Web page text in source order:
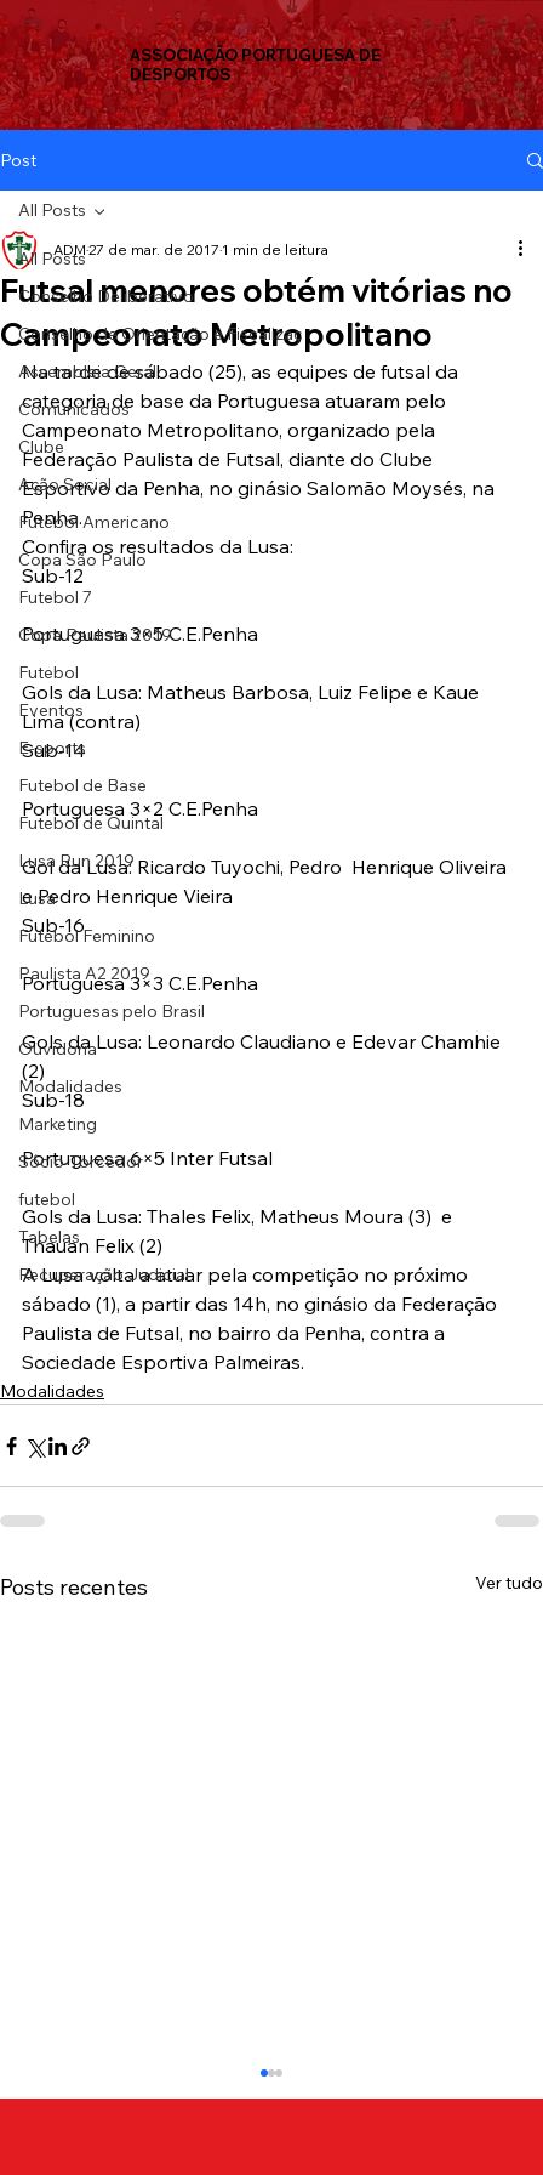
ASSOCIAÇÃO PORTUGUESA DE
DESPORTOS
Post
All Posts
Conselho Deliberativo
Conselho de Orientação e Fiscalizaç
Assembleia Geral
Comunicados
Clube
Ação Social
Futebol Americano
Copa São Paulo
Futebol 7
Copa Paulista 2019
Futebol
Eventos
E-sports
Futebol de Base
Futebol de Quintal
Lusa Run 2019
Lusa
Futebol Feminino
Paulista A2 2019
Portuguesas pelo Brasil
Ouvidoria
Modalidades
Marketing
Sócio-Torcedor
futebol
Tabelas
Recuperação Judicial
All Posts
Futsal menores obtém vitórias no
Campeonato Metropolitano
ADM 27 de mar. de 2017 1 min de leitura
Na tarde de sábado (25), as equipes de futsal da
categoria de base da Portuguesa atuaram pelo
Campeonato Metropolitano, organizado pela
Federação Paulista de Futsal, diante do Clube
Esportivo da Penha, no ginásio Salomão Moysés, na
Penha.
Confira os resultados da Lusa:
Sub-12
Portuguesa 3×5 C.E.Penha
Gols da Lusa: Matheus Barbosa, Luiz Felipe e Kaue
Lima (contra)
Sub-14
Portuguesa 3×2 C.E.Penha
Gol da Lusa: Ricardo Tuyochi, Pedro  Henrique Oliveira
e Pedro Henrique Vieira
Sub-16
Portuguesa 3×3 C.E.Penha
Gols da Lusa: Leonardo Claudiano e Edevar Chamhie
(2)
Sub-18
Portuguesa 6×5 Inter Futsal
Gols da Lusa: Thales Felix, Matheus Moura (3)  e
Thauan Felix (2)
A Lusa volta a atuar pela competição no próximo
sábado (1), a partir das 14h, no ginásio da Federação
Paulista de Futsal, no bairro da Penha, contra a
Sociedade Esportiva Palmeiras.
Modalidades
Posts recentes Ver tudo